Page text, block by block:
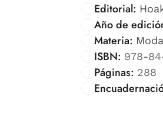
Editorial:
Año de
Materia:
ISBN: 978-
Páginas: 288